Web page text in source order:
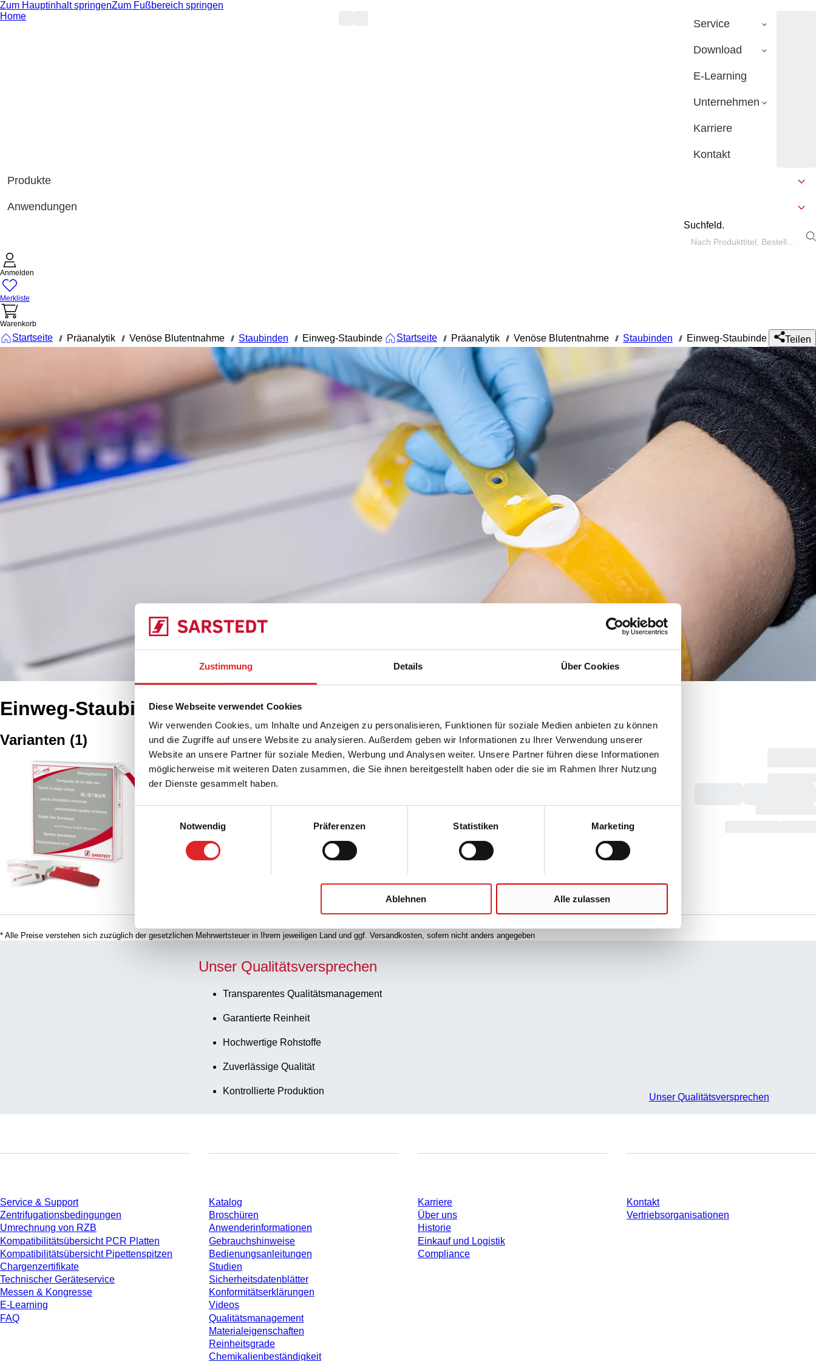
Zustimmung Details Über Cookies
Diese Webseite verwendet Cookies
Wir verwenden Cookies, um Inhalte und Anzeigen zu personalisieren, Funktionen für soziale Medien anbieten zu können
und die Zugriffe auf unsere Website zu analysieren. Außerdem geben wir Informationen zu Ihrer Verwendung unserer
Website an unsere Partner für soziale Medien, Werbung und Analysen weiter. Unsere Partner führen diese Informationen
möglicherweise mit weiteren Daten zusammen, die Sie ihnen bereitgestellt haben oder die sie im Rahmen Ihrer Nutzung
der Dienste gesammelt haben.
Notwendig
Präferenzen Statistiken Marketing
Ablehnen Alle zulassen
Zum Hauptinhalt springenZum Fußbereich springen
Home
Service
Download
E-Learning
Unternehmen
Karriere
Kontakt
Produkte
Anwendungen
Suchfeld.
Anmelden
Merkliste
Warenkorb
Startseite /// Präanalytik /// Venöse Blutentnahme /// Staubinden /// Einweg-Staubinde Startseite /// Präanalytik /// Venöse Blutentnahme /// Staubinden /// Einweg-Staubinde Teilen
Einweg-Staubinde
Varianten (1)
Einweg-Venenstaubinde tournistrip®, latexfrei
Stück/Spender
Vergleichen
* Alle Preise verstehen sich zuzüglich der gesetzlichen Mehrwertsteuer in Ihrem jeweiligen Land und ggf. Versandkosten, sofern nicht anders angegeben
Unser Qualitätsversprechen
Transparentes Qualitätsmanagement
Garantierte Reinheit
Hochwertige Rohstoffe
Zuverlässige Qualität
Kontrollierte Produktion
Unser Qualitätsversprechen
Service & Support
Zentrifugationsbedingungen
Umrechnung von RZB
Kompatibilitätsübersicht PCR Platten
Kompatibilitätsübersicht Pipettenspitzen
Chargenzertifikate
Technischer Geräteservice
Messen & Kongresse
E-Learning
FAQ
Katalog
Broschüren
Anwenderinformationen
Gebrauchshinweise
Bedienungsanleitungen
Studien
Sicherheitsdatenblätter
Konformitätserklärungen
Videos
Qualitätsmanagement
Materialeigenschaften
Reinheitsgrade
Chemikalienbeständigkeit
Karriere
Über uns
Historie
Einkauf und Logistik
Compliance
Kontakt
Vertriebsorganisationen